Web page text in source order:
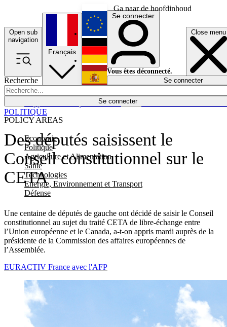
Ga naar de hoofdinhoud
Open sub
navigation
Close menu
Recherche
Se connecter
POLICY AREAS
Economie
Politique
Agriculture et Alimentation
Santé
Technologies
Energie, Environnement et Transport
Défense
Économie
Français
English
Deutsch
Español
Se connecter
Vous êtes déconnecté.
Se connecter
Des députés saisissent le
Conseil constitutionnel sur le
CETA
Une centaine de députés de gauche ont décidé de saisir le Conseil
constitutionnel au sujet du traité CETA de libre-échange entre
l’Union européenne et le Canada, a-t-on appris mardi auprès de la
présidente de la Commission des affaires européennes de
l’Assemblée.
POLITIQUE
EURACTIV France avec l'AFP